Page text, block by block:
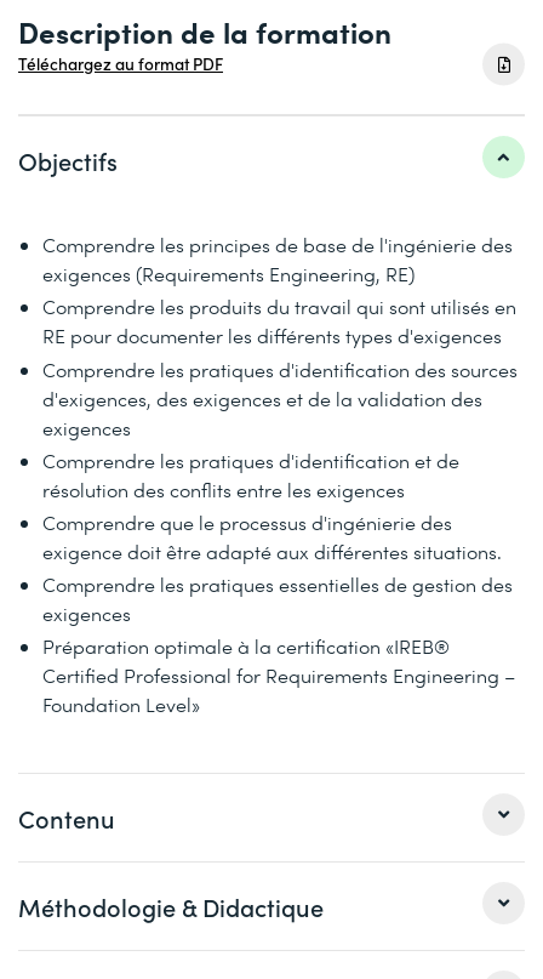
Description de la formation
Téléchargez au format PDF
Objectifs
Comprendre les principes de base de l'ingénierie des
exigences (Requirements Engineering, RE)
Comprendre les produits du travail qui sont utilisés en
RE pour documenter les différents types d'exigences
Comprendre les pratiques d'identification des sources
d'exigences, des exigences et de la validation des
exigences
Comprendre les pratiques d'identification et de
résolution des conflits entre les exigences
Comprendre que le processus d'ingénierie des
exigence doit être adapté aux différentes situations.
Comprendre les pratiques essentielles de gestion des
exigences
Préparation optimale à la certification «IREB®
Certified Professional for Requirements Engineering –
Foundation Level»
Contenu
Introduction et aperçu de l'ingénierie des exigences
( Requirements Engineering, RE)
Méthodologie & Didactique